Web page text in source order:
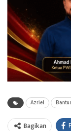
Azriel
Bagikan